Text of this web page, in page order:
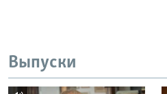
Выпуски